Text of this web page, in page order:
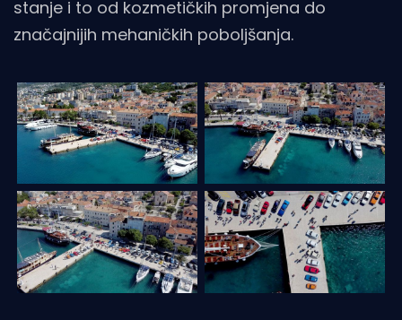
stanje i to od kozmetičkih promjena do
značajnijih mehaničkih poboljšanja.